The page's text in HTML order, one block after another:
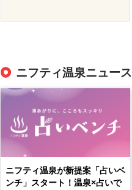
ニフティ温泉ニュース
ニフティ温泉が新提案「占いベ
ンチ」スタート！温泉×占いで